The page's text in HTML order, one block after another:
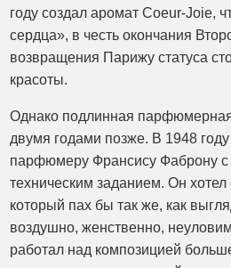
году создал аромат Coeur-Joie,
сердца», в честь окончания
возвращения Парижу статуса
красоты.
Однако подлинная
двумя годами позже. В 1948
парфюмеру Франсису Фаброну
техническим заданием. Он хотел
который пах бы так же, как
воздушно, женственно,
работал над композицией